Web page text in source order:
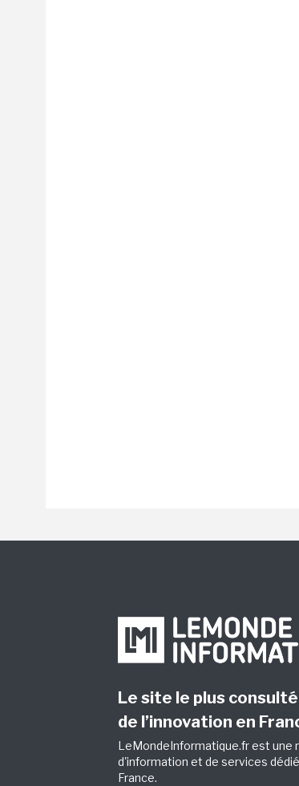
Le site le plus
de l’innovation en
LeMondeInformatique.fr est une
d'information et de services
France.